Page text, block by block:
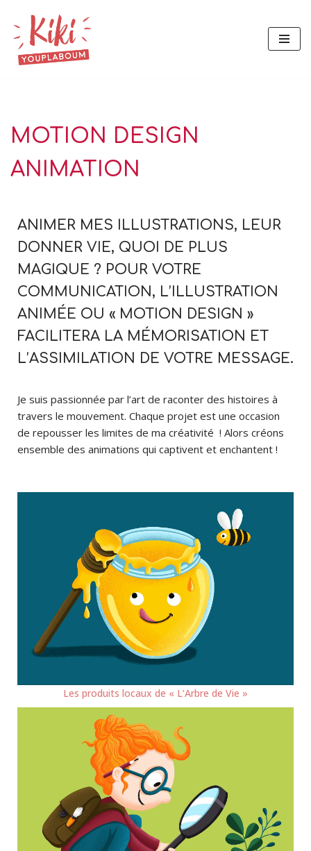
Aller
au
MOTION DESIGN
ANIMATION
ANIMER MES ILLUSTRATIONS, LEUR
DONNER VIE, QUOI DE PLUS
MAGIQUE ? POUR VOTRE
COMMUNICATION, L’ILLUSTRATION
ANIMÉE OU « MOTION DESIGN »
FACILITERA LA MÉMORISATION ET
L’ASSIMILATION DE VOTRE MESSAGE.
Je suis passionnée par l’art de raconter des histoires à
travers le mouvement. Chaque projet est une occasion
de repousser les limites de ma créativité ! Alors créons
ensemble des animations qui captivent et enchantent !
Les produits locaux de « L’Arbre de Vie »